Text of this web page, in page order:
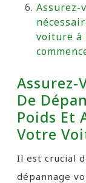
Assurez-
voiture à
Assurez-
De
Poids Et
Votre
Il est crucial
dépannage